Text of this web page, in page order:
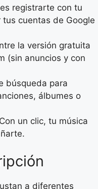
registrarte con tu
cuentas de Google
la versión gratuita
(sin anuncios y con
búsqueda para
álbumes o
Con un clic, tu música
a diferentes